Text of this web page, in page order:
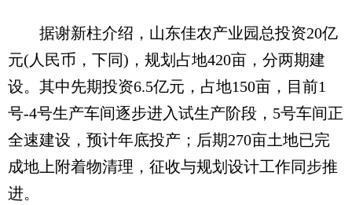
据谢新柱介绍，山东佳农产业园总投资20亿
元(人民币，下同)，规划占地420亩，分两期建
设。其中先期投资6.5亿元，占地150亩，目前1
号-4号生产车间逐步进入试生产阶段，5号车间正
全速建设，预计年底投产；后期270亩土地已完
成地上附着物清理，征收与规划设计工作同步推
进。